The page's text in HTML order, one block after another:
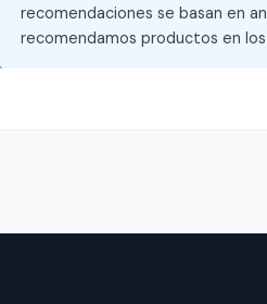
recomendaciones se basan en
recomendamos productos en